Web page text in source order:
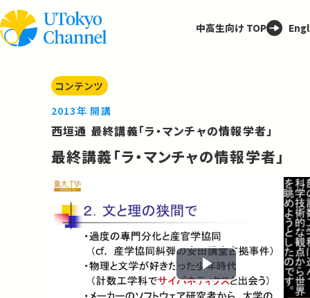
中高生向け TOP
コンテンツ
2013年 開講
西垣通 最終講義「ラ・マンチャの情報学者」
最終講義「ラ・マンチャの情報学者」
Play